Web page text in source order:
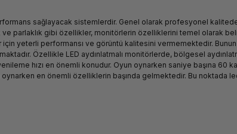
sağlayacak sistemlerdir. Genel olarak profesyonel
ve parlaklık gibi özellikler, monitörlerin özelliklerini temel olarak
yeterli performansı ve görüntü kalitesini vermemektedir.
Özellikle LED aydınlatmalı monitörlerde, bölgesel
hızı en önemli konudur. Oyun oynarken saniye başına
oynarken en önemli özelliklerin başında gelmektedir. Bu